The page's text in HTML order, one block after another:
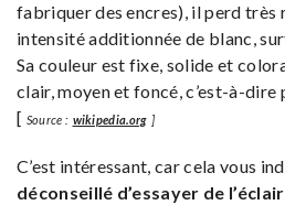
fabriquer des encres), il perd très
intensité additionnée de blanc,
Sa couleur est fixe, solide et
clair, moyen et foncé, c’est-à-dire
[ Source : wikipedia.org ]
C’est intéressant, car cela vous
déconseillé d’essayer de